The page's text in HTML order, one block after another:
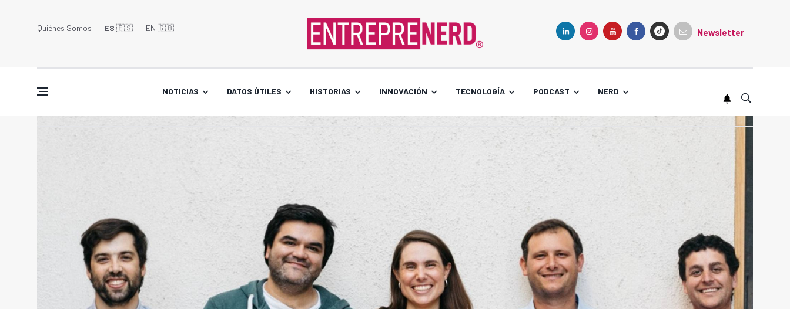
Quiénes Somos ES 🇪🇸 EN 🇬🇧󠁢󠁥󠁮󠁧󠁿 Newsletter
NOTICIAS DATOS ÚTILES HISTORIAS INNOVACIÓN TECNOLOGÍA PODCAST NERD